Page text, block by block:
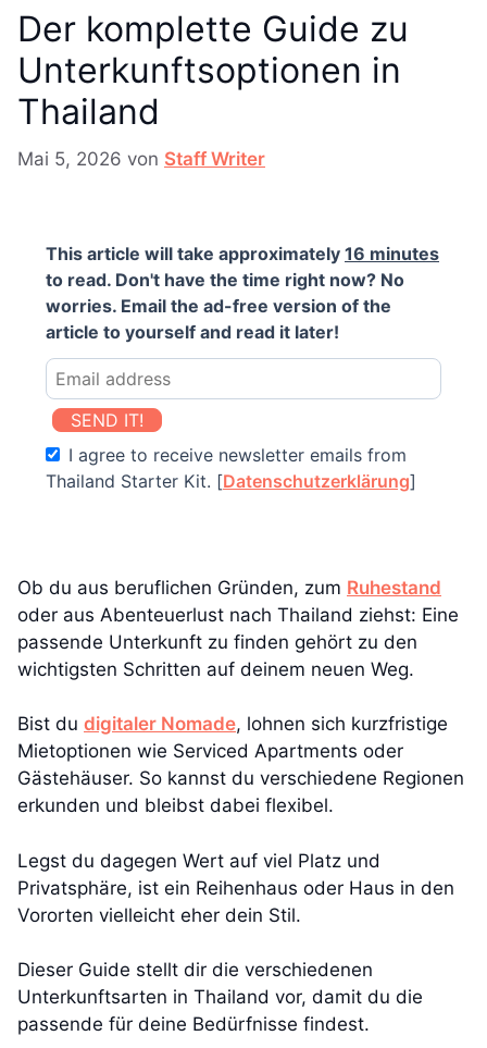
Der komplette Guide zu
Unterkunftsoptionen in
Thailand
Mai 5, 2026 von Staff Writer
This article will take approximately 16 minutes
to read. Don't have the time right now? No
worries. Email the ad-free version of the
article to yourself and read it later!
SEND IT!
I agree to receive newsletter emails from
Thailand Starter Kit. [Datenschutzerklärung]
Ob du aus beruflichen Gründen, zum Ruhestand
oder aus Abenteuerlust nach Thailand ziehst: Eine
passende Unterkunft zu finden gehört zu den
wichtigsten Schritten auf deinem neuen Weg.
Bist du digitaler Nomade, lohnen sich kurzfristige
Mietoptionen wie Serviced Apartments oder
Gästehäuser. So kannst du verschiedene Regionen
erkunden und bleibst dabei flexibel.
Legst du dagegen Wert auf viel Platz und
Privatsphäre, ist ein Reihenhaus oder Haus in den
Vororten vielleicht eher dein Stil.
Dieser Guide stellt dir die verschiedenen
Unterkunftsarten in Thailand vor, damit du die
passende für deine Bedürfnisse findest.